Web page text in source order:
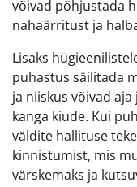
võivad põhjustada
nahaärritust ja
Lisaks
puhastus säilitada
ja niiskus võivad
kanga kiude. Kui
väldite hallituse
kinnistumist, mis
värskemaks ja